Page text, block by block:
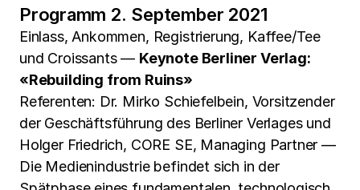
Programm 2. September 2021
Einlass, Ankommen, Registrierung, Kaffee/Tee
und Croissants — Keynote Berliner Verlag:
«Rebuilding from Ruins»
Referenten: Dr. Mirko Schiefelbein, Vorsitzender
der Geschäftsführung des Berliner Verlages und
Holger Friedrich, CORE SE, Managing Partner —
Die Medienindustrie befindet sich in der